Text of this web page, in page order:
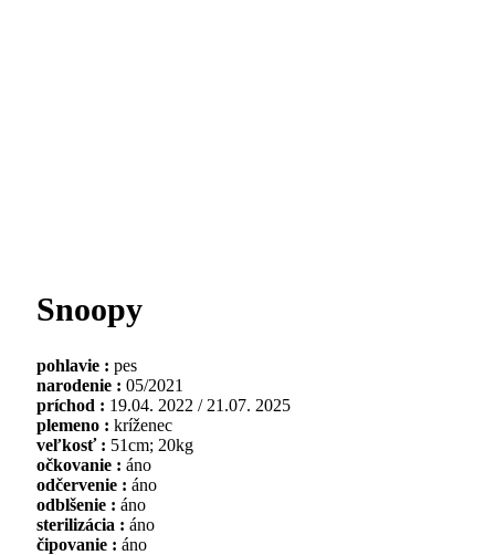
Snoopy
pohlavie : pes
narodenie : 05/2021
príchod : 19.04. 2022 / 21.07. 2025
plemeno : kríženec
veľkosť : 51cm; 20kg
očkovanie : áno
odčervenie : áno
odblšenie : áno
sterilizácia : áno
čipovanie : áno